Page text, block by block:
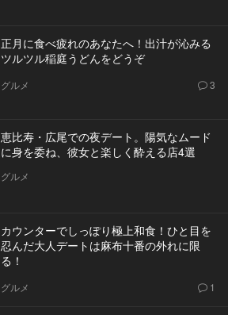
正月に食べ疲れのあなたへ！出汁が沁みる
ツルツル稲庭うどんをどうぞ
グルメ 3
恵比寿・広尾での夜デート。陽気なムード
に身を委ね、彼女と楽しく酔える店4選
グルメ
カウンターでしっぽり極上和食！ひと目を
忍んだ大人デートは麻布十番の外れに限
る！
グルメ 1